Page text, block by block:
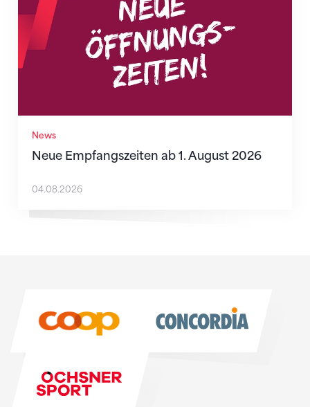
News
Neue Empfangszeiten ab 1. August 2026
04.08.2026